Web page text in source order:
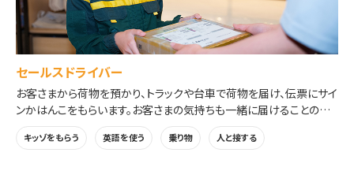
セールスドライバー
お客さまから荷物を預かり、トラックや台車で荷物を届け、伝票にサイ
ンかはんこをもらいます。お客さまの気持ちも一緒に届けることの大
切さを学べます。
キッゾをもらう 英語を使う 乗り物 人と接する